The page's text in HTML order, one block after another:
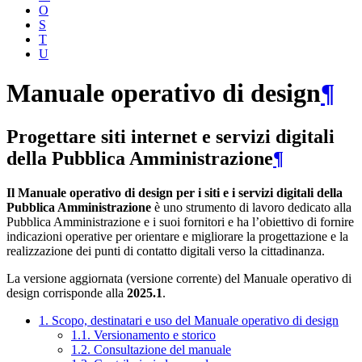
O
S
T
U
Manuale operativo di design¶
Progettare siti internet e servizi digitali
della Pubblica Amministrazione¶
Il Manuale operativo di design per i siti e i servizi digitali della
Pubblica Amministrazione è uno strumento di lavoro dedicato alla
Pubblica Amministrazione e i suoi fornitori e ha l’obiettivo di fornire
indicazioni operative per orientare e migliorare la progettazione e la
realizzazione dei punti di contatto digitali verso la cittadinanza.
La versione aggiornata (versione corrente) del Manuale operativo di
design corrisponde alla 2025.1.
1. Scopo, destinatari e uso del Manuale operativo di design
1.1. Versionamento e storico
1.2. Consultazione del manuale